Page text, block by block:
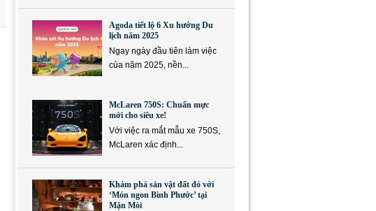
Agoda tiết lộ 6 Xu hướng Du
lịch năm 2025
Ngay ngày đầu tiên làm việc
của năm 2025, nền...
McLaren 750S: Chuẩn mực
mới cho siêu xe!
Với việc ra mắt mẫu xe 750S,
McLaren xác định...
Khám phá sản vật đất đỏ với
‘Món ngon Bình Phước’ tại
Mặn Mòi